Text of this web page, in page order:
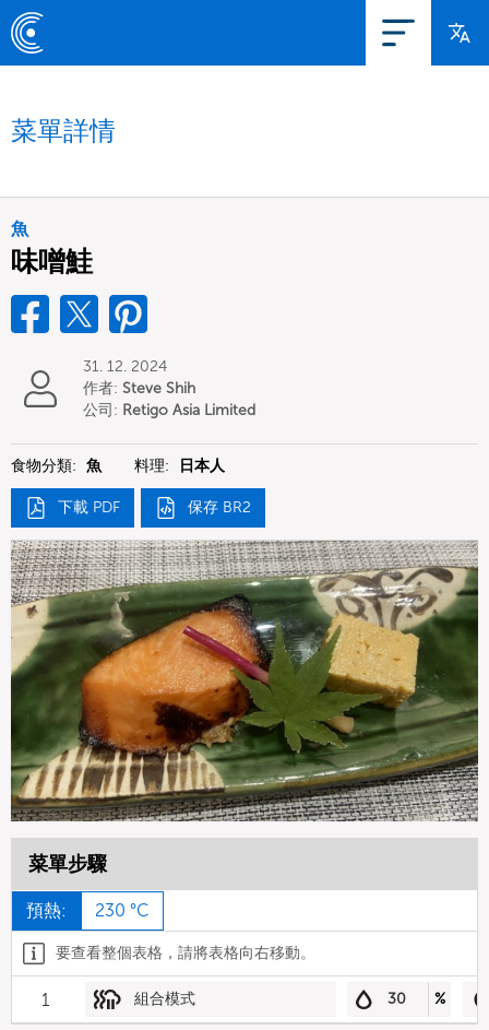
菜單詳情
魚
味噌鮭
31. 12. 2024
作者: Steve Shih
公司: Retigo Asia Limited
食物分類: 魚 料理: 日本人
下載 PDF 保存 BR2
菜單步驟
預熱: 230 °C
要查看整個表格，請將表格向右移動。
1 組合模式 30 %